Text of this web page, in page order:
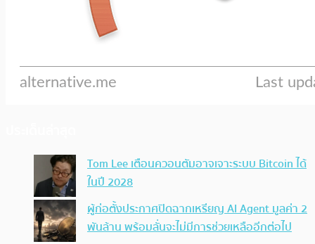
Tom Lee เตือนควอนตัมอาจเจาะระบบ Bitcoin ได้
ในปี 2028
ผู้ก่อตั้งประกาศปิดฉากเหรียญ AI Agent มูลค่า 2
พันล้าน พร้อมลั่นจะไม่มีการช่วยเหลืออีกต่อไป